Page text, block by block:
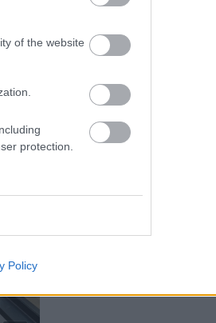
of the website
protection.
Policy